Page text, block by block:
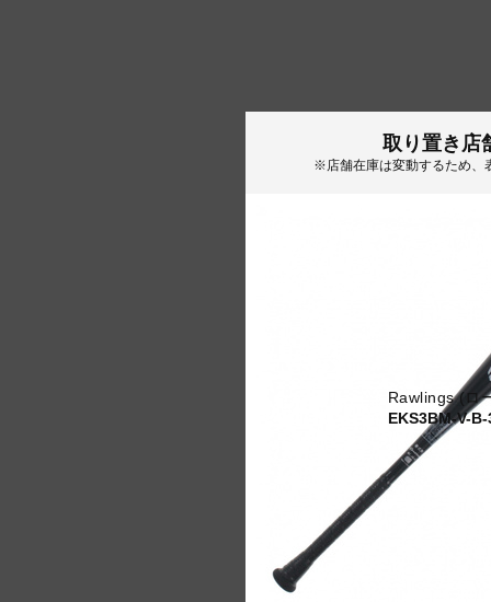
取り置き店
※店舗在庫は変動するため、
Rawlings (ロ
EKS3BM-V-